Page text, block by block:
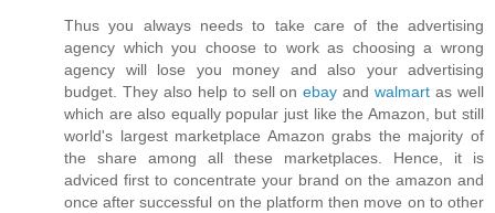
Thus you always needs to take care of the advertising
agency which you choose to work as choosing a wrong
agency will lose you money and also your advertising
budget. They also help to sell onebay andwalmart as well
which are also equally popular just like the Amazon, but still
world's largest marketplace Amazon grabs the majority of
the share among all these marketplaces. Hence, it is
adviced first to concentrate your brand on the amazon and
once after successful on the platform then move on to other